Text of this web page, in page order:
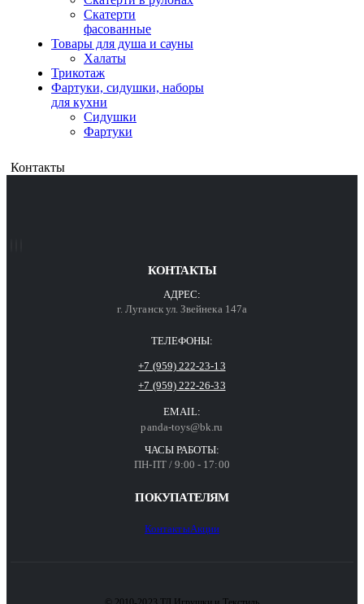
Скатерти
фасованные
Товары для душа и сауны
Халаты
Трикотаж
Фартуки, сидушки, наборы
для кухни
Сидушки
Фартуки
Контакты
КОНТАКТЫ
АДРЕС:
г. Луганск ул. Звейнека 147а
ТЕЛЕФОНЫ:
+7 (959) 222-23-13
+7 (959) 222-26-33
EMAIL:
panda-toys@bk.ru
ЧАСЫ РАБОТЫ:
ПН-ПТ / 9:00 - 17:00
ПОКУПАТЕЛЯМ
КонтактыАкции